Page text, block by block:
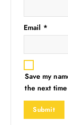
Email *
Save my
the next